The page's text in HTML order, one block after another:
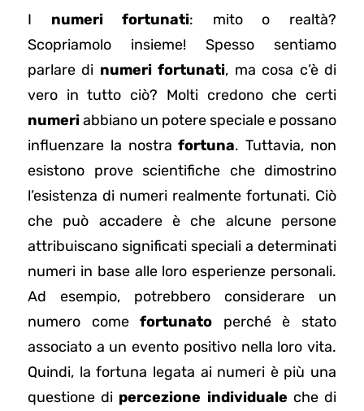
I numeri fortunati: mito o realtà?
Scopriamolo insieme! Spesso sentiamo
parlare di numeri fortunati, ma cosa c’è di
vero in tutto ciò? Molti credono che certi
numeriabbiano un potere speciale e possano
influenzare la nostrafortuna. Tuttavia, non
esistono prove scientifiche che dimostrino
l’esistenza di numeri realmente fortunati. Ciò
che può accadere è che alcune persone
attribuiscano significati speciali a determinati
numeri in base alle loro esperienze personali.
Ad esempio, potrebbero considerare un
numero comefortunato perché è stato
associato a un evento positivo nella loro vita.
Quindi, la fortuna legata ai numeri è più una
questione di percezione individuale che di